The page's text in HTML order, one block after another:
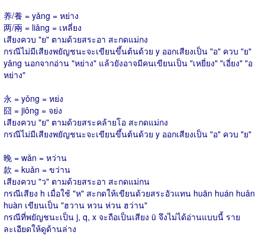
养/養 = yǎng = หย่าง
两/兩 = liǎng = เหลี่ยง
เสียงควบ "ย" ตามด้วยสระอา สะกดแม่กง
กรณีไม่มีเสียงพยัญชนะจะเขียนขึ้นต้นด้วย y ออกเสียงเป็น "อ" ควบ "ย"
yǎng นอกจากอ่าน "หย่าง" แล้วยังอาจมีคนเขียนเป็น "เหยี่ยง" "เอี่ยง" "อ
หย่าง"
永 = yǒng = หย่ง
囧 = jiǒng = จย่ง
เสียงควบ "ย" ตามด้วยสระคล้ายโอ สะกดแม่กง
กรณีไม่มีเสียงพยัญชนะจะเขียนขึ้นต้นด้วย y ออกเสียงเป็น "อ" ควบ "ย"
晚 = wǎn = หว่าน
款 = kuǎn = ขว่าน
เสียงควบ "ว" ตามด้วยสระอา สะกดแม่กน
กรณีเสียง h เมื่อใช้ "ห" สะกดให้เขียนด้วยสระอัวแทน huān huán huǎn
huàn เขียนเป็น "ฮวาน หวน ห่วน ฮว่าน"
กรณีที่พยัญชนะเป็น j, q, x จะถือเป็นเสียง ü จึงไม่ได้อ่านแบบนี้ ราย
ละเอียดให้ดูด้านล่าง